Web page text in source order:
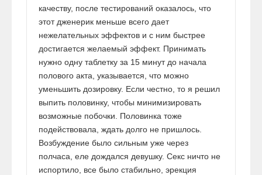
качеству, после тестирований оказалось, что
этот дженерик меньше всего дает
нежелательных эффектов и с ним быстрее
достигается желаемый эффект. Принимать
нужно одну таблетку за 15 минут до начала
полового акта, указывается, что можно
уменьшить дозировку. Если честно, то я решил
выпить половинку, чтобы минимизировать
возможные побочки. Половинка тоже
подействовала, ждать долго не пришлось.
Возбуждение было сильным уже через
полчаса, еле дождался девушку. Секс ничто не
испортило, все было стабильно, эрекция